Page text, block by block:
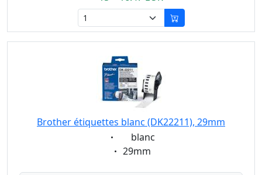
Brother étiquettes blanc (DK22211), 29mm
Eigenschaft:
blanc
Eigenschaft:
29mm